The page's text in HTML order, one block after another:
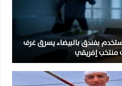
بفندق بالبيضاء يسرق غرف
منتخب إفريقي